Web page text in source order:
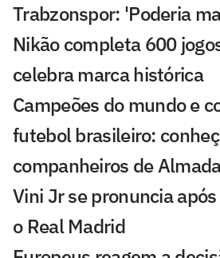
Trabzonspor: 'Poderia
Nikão completa 600
celebra marca histórica
Campeões do mundo e
futebol brasileiro:
companheiros de
Vini Jr se pronuncia
o Real Madrid